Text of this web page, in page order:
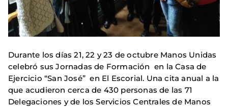
Durante los días 21, 22 y 23 de octubre Manos Unidas
celebró sus Jornadas de Formación en la Casa de
Ejercicio “San José” en El Escorial. Una cita anual a la
que acudieron cerca de 430 personas de las 71
Delegaciones y de los Servicios Centrales de Manos